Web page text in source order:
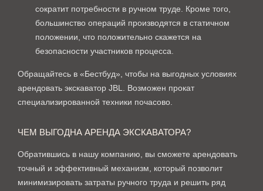
сократит потребности в ручном труде. Кроме того,
большинство операций производятся в статичном
положении, что положительно скажется на
безопасности участников процесса.
Обращайтесь в «Бестбуд», чтобы на выгодных условиях
арендовать экскаватор JBL. Возможен прокат
специализированной техники почасово.
ЧЕМ ВЫГОДНА АРЕНДА ЭКСКАВАТОРА?
Обратившись в нашу компанию, вы сможете арендовать
точный и эффективный механизм, который позволит
минимизировать затраты ручного труда и решить ряд